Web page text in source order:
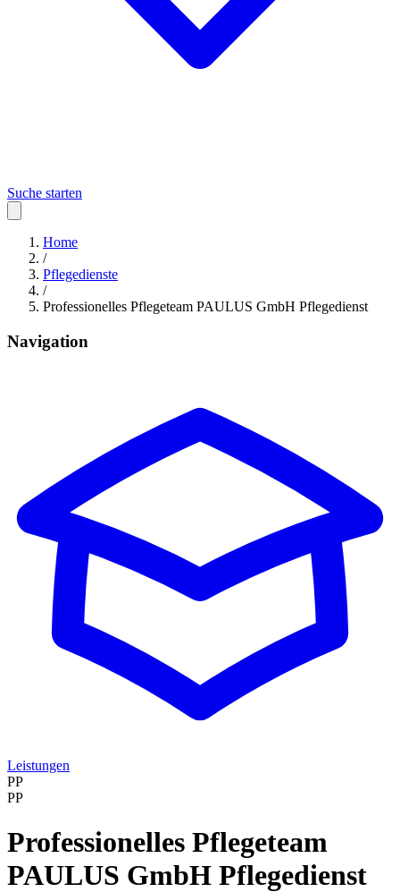
Suche starten
Home
/
Pflegedienste
/
Professionelles Pflegeteam PAULUS GmbH Pflegedienst
Navigation
Leistungen
PP
PP
Professionelles Pflegeteam
PAULUS GmbH Pflegedienst